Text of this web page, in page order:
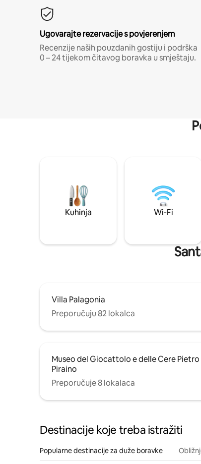
Ugovarajte rezervacije s povjerenjem
Recenzije naših pouzdanih gostiju i podrška
0 – 24 tijekom čitavog boravka u smještaju.
Kuhinja Wi-Fi
Villa Palagonia
Preporučuju 82 lokalca
Museo del Giocattolo e delle Cere Pietro
Piraino
Preporučuje 8 lokalaca
Destinacije koje treba istražiti
Popularne destinacije za duže boravke